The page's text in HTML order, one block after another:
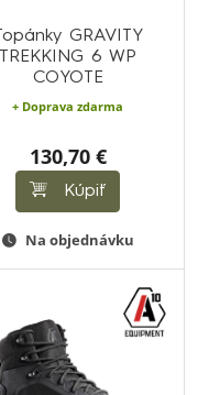
Topánky GRAVITY
TREKKING 6 WP
COYOTE
+ Doprava zdarma
130,70 €
Kúpiť
Na objednávku